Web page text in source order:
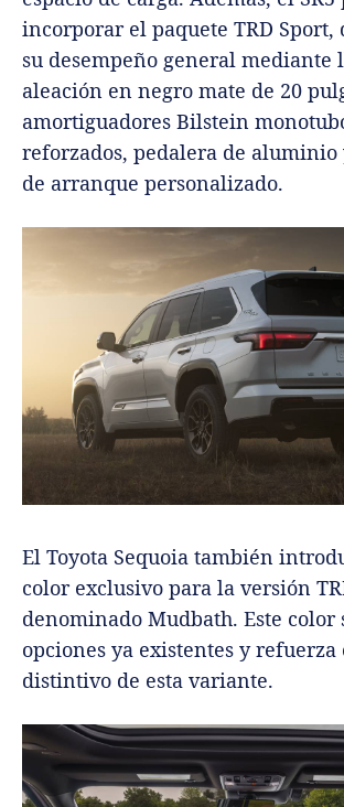
incorporar el paquete TRD Sport,
su desempeño general mediante
aleación en negro mate de 20
amortiguadores Bilstein
reforzados, pedalera de
de arranque personalizado.
El Toyota Sequoia también
color exclusivo para la versión
denominado Mudbath. Este color
opciones ya existentes y
distintivo de esta variante.